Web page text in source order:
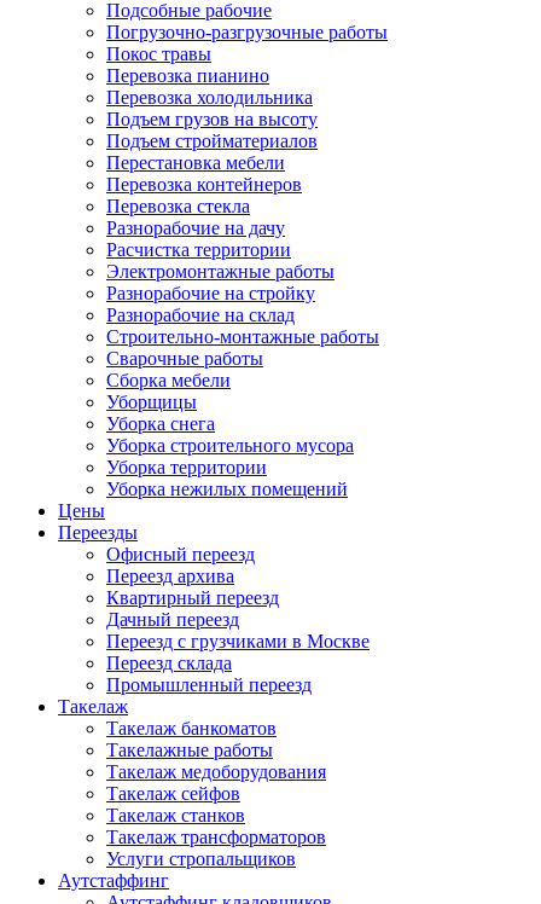
Подсобные рабочие
Погрузочно-разгрузочные работы
Покос травы
Перевозка пианино
Перевозка холодильника
Подъем грузов на высоту
Подъем стройматериалов
Перестановка мебели
Перевозка контейнеров
Перевозка стекла
Разнорабочие на дачу
Расчистка территории
Электромонтажные работы
Разнорабочие на стройку
Разнорабочие на склад
Строительно-монтажные работы
Сварочные работы
Сборка мебели
Уборщицы
Уборка снега
Уборка строительного мусора
Уборка территории
Уборка нежилых помещений
Цены
Переезды
Офисный переезд
Переезд архива
Квартирный переезд
Дачный переезд
Переезд с грузчиками в Москве
Переезд склада
Промышленный переезд
Такелаж
Такелаж банкоматов
Такелажные работы
Такелаж медоборудования
Такелаж сейфов
Такелаж станков
Такелаж трансформаторов
Услуги стропальщиков
Аутстаффинг